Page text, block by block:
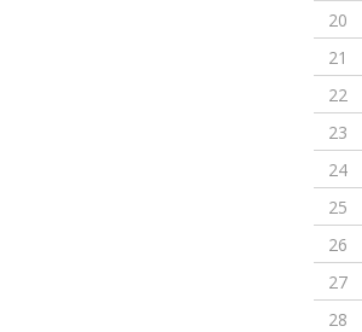
20
21
22
23
24
25
26
27
28